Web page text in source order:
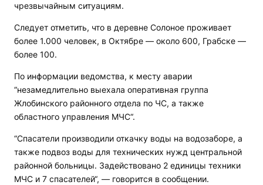
чрезвычайным ситуациям.
Следует отметить, что в деревне Солоное проживает
более 1.000 человек, в Октябре — около 600, Грабске —
более 100.
По информации ведомства, к месту аварии
“незамедлительно выехала оперативная группа
Жлобинского районного отдела по ЧС, а также
областного управления МЧС“.
“Спасатели производили откачку воды на водозаборе, а
также подвоз воды для технических нужд центральной
районной больницы. Задействовано 2 единицы техники
МЧС и 7 спасателей“, — говорится в сообщении.